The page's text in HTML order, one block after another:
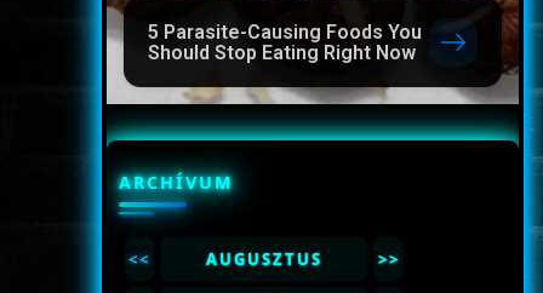
5 Parasite-Causing Foods You
Should Stop Eating Right Now
ARCHÍVUM
<< AUGUSZTUS >>